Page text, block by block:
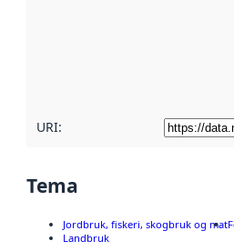
URI:
Tema
Jordbruk, fiskeri, skogbruk og mat
Landbruk